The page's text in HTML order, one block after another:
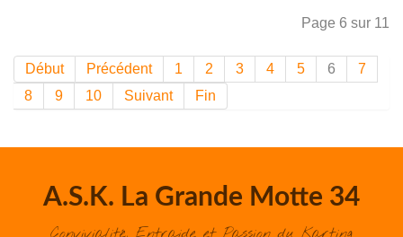
Page 6 sur 11
Début Précédent 1 2 3 4 5 6
7
8
9 10 Suivant Fin
A.S.K. La Grande Motte 34